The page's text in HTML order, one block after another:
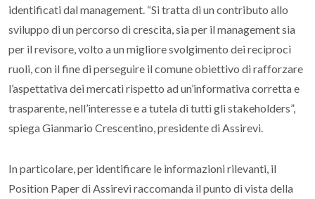
identificati dalmanagement. “Si tratta di un contributo allo
sviluppo di un percorso di crescita, sia per il management sia
per il revisore, volto a un migliore svolgimento dei reciproci
ruoli, con il fine di perseguire il comune obiettivo di rafforzare
l’aspettativa dei mercati rispetto ad un’informativa corretta e
trasparente, nell’interesse e a tutela di tutti gli stakeholders”,
spiega Gianmario Crescentino, presidente di Assirevi.
In particolare, per identificare le informazioni rilevanti, il
Position Paperdi Assirevi raccomanda il punto di vista della